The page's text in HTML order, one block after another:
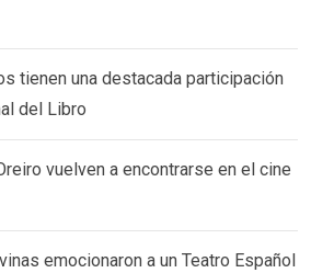
tienen una destacada participación
del Libro
vuelven a encontrarse en el cine
emocionaron a un Teatro Español